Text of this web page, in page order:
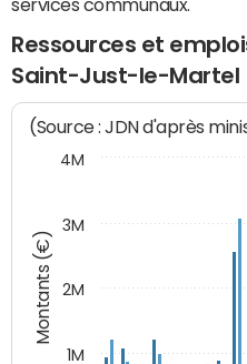
services communaux.
Ressources et
Saint-Just-le-Martel
Montants (€)
(Source : JDN d'après
1M
2M
3M
4M